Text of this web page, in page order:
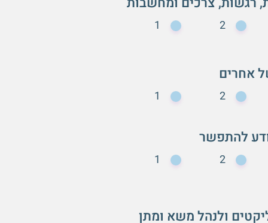
2
1
2
1
2
1
ולנהל משא ומתן